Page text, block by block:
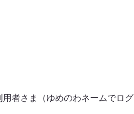
者さま（ゆめのわネームでログ